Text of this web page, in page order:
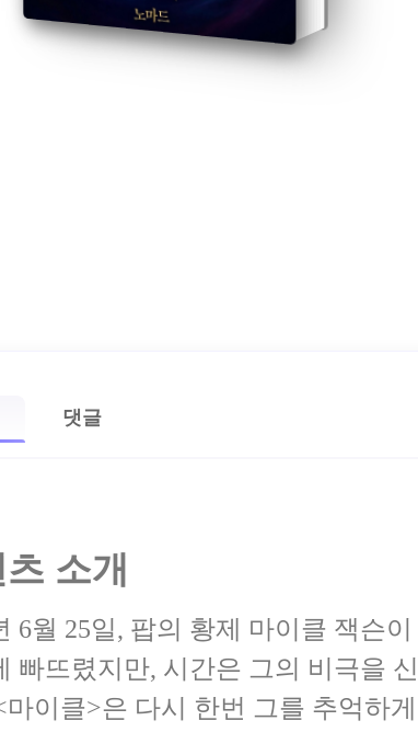
댓글
소개
6월 25일, 팝의 황제 마이클 잭슨
빠뜨렸지만, 시간은 그의 비극을
마이클>은 다시 한번 그를 추억하